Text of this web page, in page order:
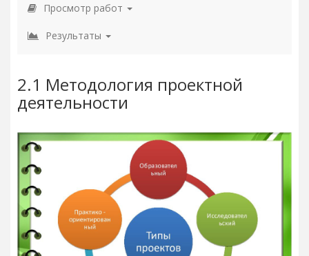
Просмотр работ
Результаты
2.1 Методология проектной
деятельности